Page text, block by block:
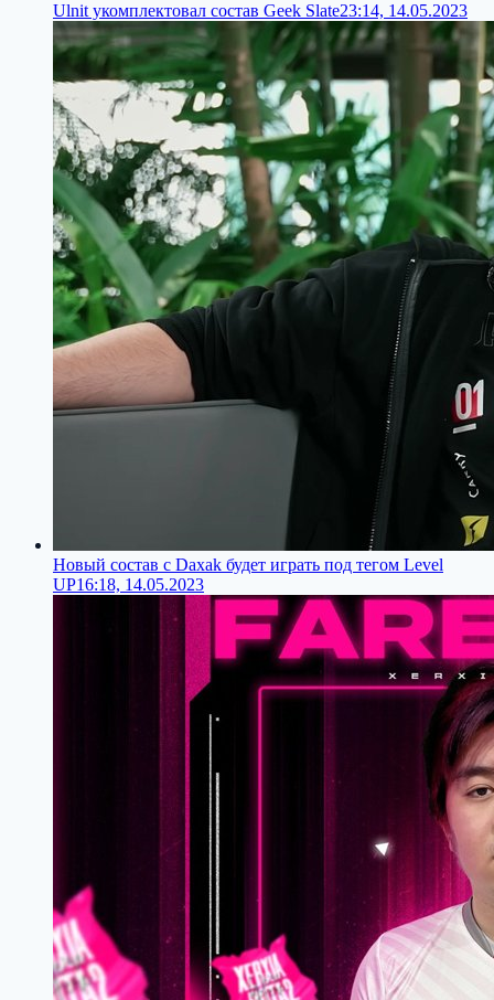
Ulnit укомплектовал состав Geek Slate23:14, 14.05.2023
Новый состав с Daxak будет играть под тегом Level
UP16:18, 14.05.2023